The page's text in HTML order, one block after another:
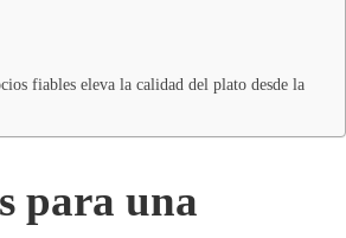
fiables eleva la calidad del plato desde la
para una